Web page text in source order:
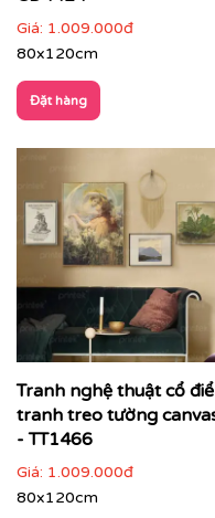
👉 Gợi ý phối hợp:
Chọn tranh có
thảm, ánh sáng)
Treo tranh khổ
mạnh
Không gian nên
điểm
Giá: 1.009.000đ
80x120cm
Đặt hàng
Tranh nghệ thuật cổ
tranh treo tường
- TT1466
Giá: 1.009.000đ
80x120cm